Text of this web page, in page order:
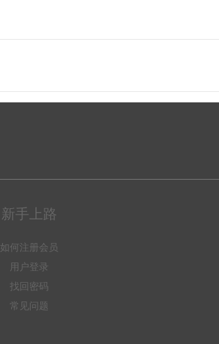
新手上路
如何注册会员
用户登录
找回密码
常见问题